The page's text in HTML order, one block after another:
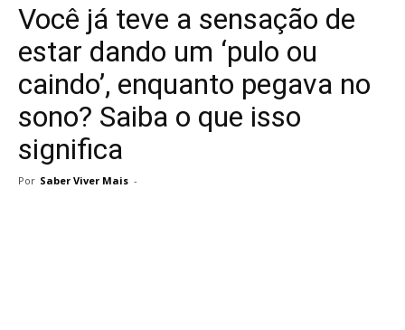
Você já teve a sensação de
estar dando um ‘pulo ou
caindo’, enquanto pegava no
sono? Saiba o que isso
significa
Por Saber Viver Mais -